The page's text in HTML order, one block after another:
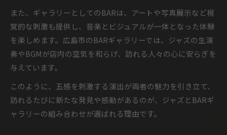
また、ギャラリーとしてのBARは、アートや写真展示など視
覚的な刺激も提供し、音楽とビジュアルが一体となった体験
を楽しめます。広島市のBARギャラリーでは、ジャズの生演
奏やBGMが店内の空気を和らげ、訪れる人々の心に安らぎを
与えています。
このように、五感を刺激する演出が両者の魅力を引き立て、
訪れるたびに新たな発見や感動があるのが、ジャズとBARギ
ャラリーの組み合わせが選ばれる理由です。